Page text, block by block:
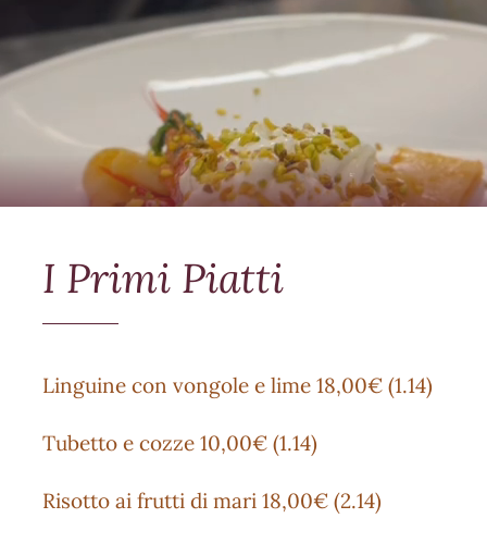
I Primi Piatti
Linguine con vongole e lime 18,00€ (1.14)
Tubetto e cozze 10,00€ (1.14)
Risotto ai frutti di mari 18,00€ (2.14)